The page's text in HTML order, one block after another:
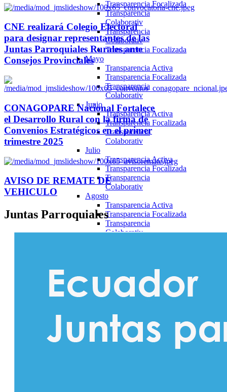
Transparencia Focalizada
Transparencia
Colaborativ
Transparencia
Colaborativ
Transparencia Focalizada
Mayo
Transparencia Activa
Transparencia Focalizada
Transparencia
Colaborativ
Junio
Transparencia Activa
Transparencia Focalizada
Transparencia
Colaborativ
Julio
Transparencia Activa
Transparencia Focalizada
Transparencia
Colaborativ
Agosto
Transparencia Activa
Transparencia Focalizada
Transparencia
Colaborativ
Colaborativ
Octubre
Transparencia Activa
Transparencia
Colaborativ
Noviembre
Transparencia Activa
Transparencia Focalizada
CNE realizará Colegio Electoral
para designar representantes de las
Juntas Parroquiales Rurales ante
Consejos Provinciales
CONAGOPARE Nacional Fortalece
el Desarrollo Rural con la firma de
Convenios Estratégicos en el primer
trimestre 2025
AVISO DE REMATE DE
VEHICULO
Juntas Parroquiales